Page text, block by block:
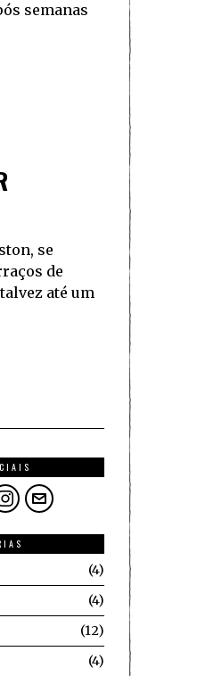
semanas
se
de
até um
4
4
12
4